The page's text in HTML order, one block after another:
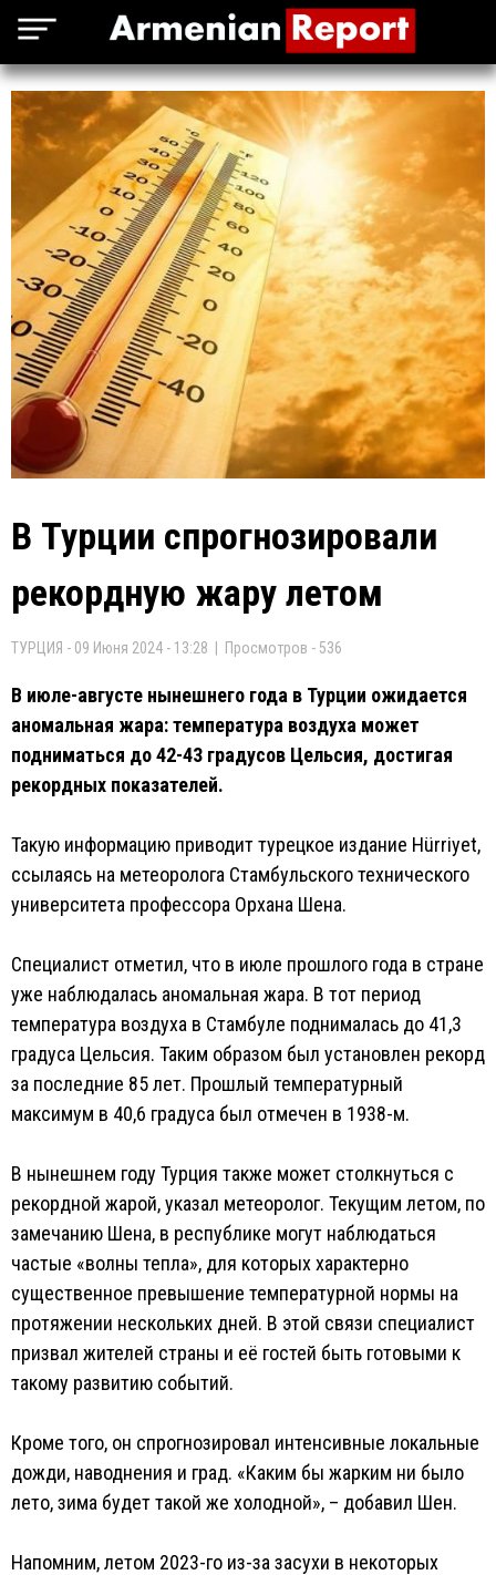
В Турции спрогнозировали
рекордную жару летом
ТУРЦИЯ - 09 Июня 2024 - 13:28 | Просмотров - 536
В июле-августе нынешнего года в Турции ожидается
аномальная жара: температура воздуха может
подниматься до 42-43 градусов Цельсия, достигая
рекордных показателей.
Такую информацию приводит турецкое издание Hürriyet,
ссылаясь на метеоролога Стамбульского технического
университета профессора Орхана Шена.
Специалист отметил, что в июле прошлого года в стране
уже наблюдалась аномальная жара. В тот период
температура воздуха в Стамбуле поднималась до 41,3
градуса Цельсия. Таким образом был установлен рекорд
за последние 85 лет. Прошлый температурный
максимум в 40,6 градуса был отмечен в 1938-м.
В нынешнем году Турция также может столкнуться с
рекордной жарой, указал метеоролог. Текущим летом, по
замечанию Шена, в республике могут наблюдаться
частые «волны тепла», для которых характерно
существенное превышение температурной нормы на
протяжении нескольких дней. В этой связи специалист
призвал жителей страны и её гостей быть готовыми к
такому развитию событий.
Кроме того, он спрогнозировал интенсивные локальные
дожди, наводнения и град. «Каким бы жарким ни было
лето, зима будет такой же холодной», – добавил Шен.
Напомним, летом 2023-го из-за засухи в некоторых